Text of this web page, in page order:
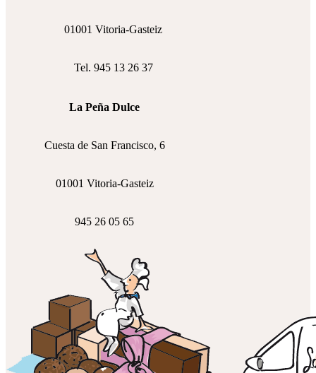
01001 Vitoria-Gasteiz
Tel. 945 13 26 37
La Peña Dulce
Cuesta de San Francisco, 6
01001 Vitoria-Gasteiz
945 26 05 65